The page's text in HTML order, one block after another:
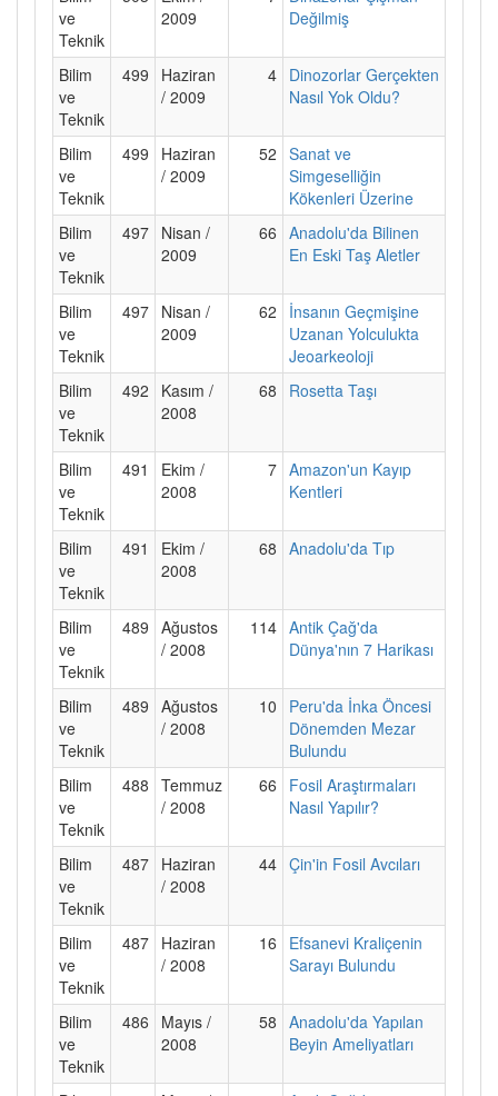
ve
Teknik
2009
Değilmiş
Bilim
ve
Teknik
499
Haziran
/ 2009
4 Dinozorlar Gerçekten
Nasıl Yok Oldu?
Bilim
ve
Teknik
499
Haziran
/ 2009
52 Sanat ve
Simgeselliğin
Kökenleri Üzerine
Bilim
ve
Teknik
497 Nisan /
2009
66 Anadolu'da Bilinen
En Eski Taş Aletler
Bilim
ve
Teknik
497 Nisan /
2009
62
İnsanın Geçmişine
Uzanan Yolculukta
Jeoarkeoloji
Bilim
ve
Teknik
492
Kasım /
2008
68 Rosetta Taşı
Bilim
ve
Teknik
491
Ekim /
2008
7 Amazon'un Kayıp
Kentleri
Bilim
ve
Teknik
491
Ekim /
2008
68 Anadolu'da Tıp
Bilim
ve
Teknik
489 Ağustos
/ 2008
114 Antik Çağ'da
Dünya'nın 7 Harikası
Bilim
ve
Teknik
489 Ağustos
/ 2008
10
Peru'da İnka Öncesi
Dönemden Mezar
Bulundu
Bilim
ve
Teknik
488 Temmuz
/ 2008
66
Fosil Araştırmaları
Nasıl Yapılır?
Bilim
ve
Teknik
487 Haziran
/ 2008
44 Çin'in Fosil Avcıları
Bilim
ve
Teknik
487 Haziran
/ 2008
16
Efsanevi Kraliçenin
Sarayı Bulundu
Bilim
ve
Teknik
486
Mayıs /
2008
58 Anadolu'da Yapılan
Beyin Ameliyatları